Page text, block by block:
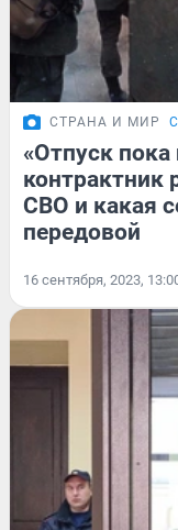
СТРАНА И МИР
«Отпуск пока
контрактник
СВО и какая
передовой
16 сентября, 2023,